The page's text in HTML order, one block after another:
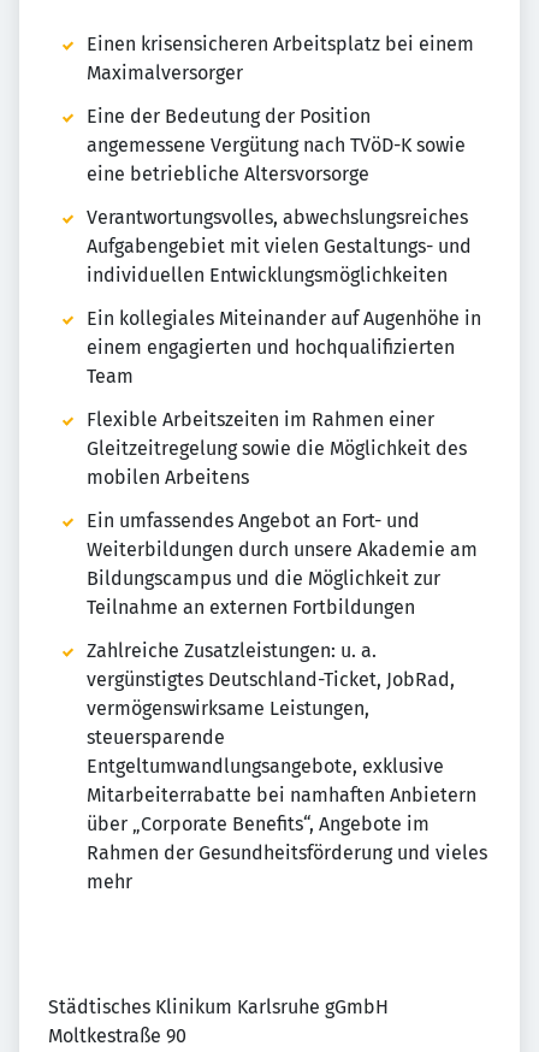
Einen krisensicheren Arbeitsplatz bei einem
Maximalversorger
Eine der Bedeutung der Position
angemessene Vergütung nach TVöD-K sowie
eine betriebliche Altersvorsorge
Verantwortungsvolles, abwechslungsreiches
Aufgabengebiet mit vielen Gestaltungs- und
individuellen Entwicklungsmöglichkeiten
Ein kollegiales Miteinander auf Augenhöhe in
einem engagierten und hochqualifizierten
Team
Flexible Arbeitszeiten im Rahmen einer
Gleitzeitregelung sowie die Möglichkeit des
mobilen Arbeitens
Ein umfassendes Angebot an Fort- und
Weiterbildungen durch unsere Akademie am
Bildungscampus und die Möglichkeit zur
Teilnahme an externen Fortbildungen
Zahlreiche Zusatzleistungen: u. a.
vergünstigtes Deutschland-Ticket, JobRad,
vermögenswirksame Leistungen,
steuersparende
Entgeltumwandlungsangebote, exklusive
Mitarbeiterrabatte bei namhaften Anbietern
über „Corporate Benefits“, Angebote im
Rahmen der Gesundheitsförderung und vieles
mehr
Städtisches Klinikum Karlsruhe gGmbH
Moltkestraße 90